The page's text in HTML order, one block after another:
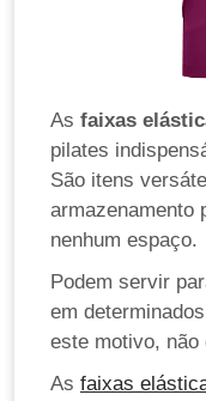
As faixas
pilates
São itens
armazenamento
nenhum espaço.
Podem servir
em
este motivo, não
As faixas